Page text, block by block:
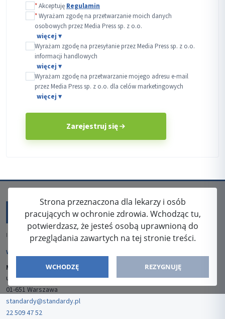
*Akceptuję Regulamin
*Wyrażam zgodę na przetwarzanie moich danych
osobowych przez Media Press sp. z o.o.
Wyrażam zgodę na przesyłanie przez Media Press sp. z o.o.
informacji handlowych
Wyrażam zgodę na przetwarzanie mojego adresu e-mail
przez Media Press sp. z o.o. dla celów marketingowych
Zarejestruj się
Strona przeznaczona dla lekarzy i osób
pracujących w ochronie zdrowia. Wchodząc tu,
potwierdzasz, że jesteś osobą uprawnioną do
przeglądania zawartych na tej stronie treści.
WCHODZĘ REZYGNUJĘ
ISSN: 2080-5438
WYDAWCA
Media-Press Sp. z o.o.
ul. Gwiaździsta 7B/8
01-651 Warszawa
standardy@standardy.pl
22 509 47 52